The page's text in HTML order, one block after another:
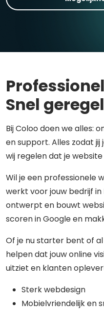
Snel
Bij Coloo doen we alles:
en support. Alles zodat
wij regelen dat je
Wil je een professionele
werkt voor jouw bedrijf
ontwerpt en bouwt
scoren in Google en
Of je nu starter bent of
helpen dat jouw online
uitziet en klanten
Sterk webdesign
Mobielvriendelijk en